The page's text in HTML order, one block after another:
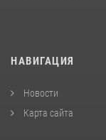
НАВИГАЦИЯ
Новости
Карта сайта